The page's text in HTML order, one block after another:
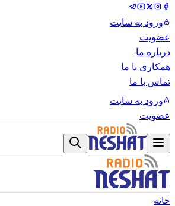
ورود به سایت
عضویت
درباره ما
همکاری با ما
تماس با ما
ورود به سایت
عضویت
خانه